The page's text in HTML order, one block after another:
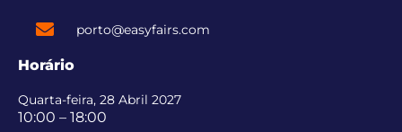
porto@easyfairs.com
Horário
Quarta-feira, 28 Abril 2027
10:00 – 18:00